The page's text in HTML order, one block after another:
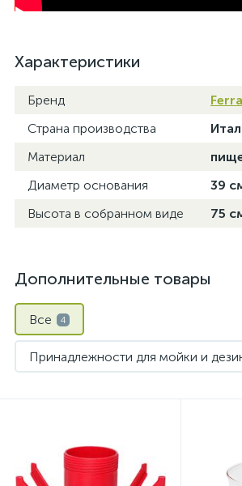
Характеристики
Бренд
Страна производства
Материал
Диаметр основания
39
Высота в собранном виде
75
Дополнительные товары
Все 4
Принадлежности для мойки и